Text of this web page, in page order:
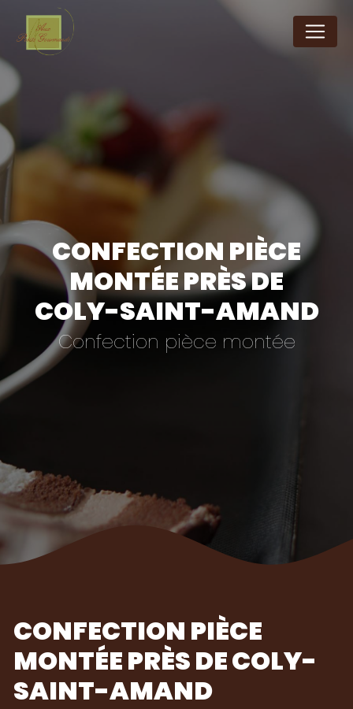
CONFECTION PIÈCE
MONTÉE PRÈS DE
COLY-SAINT-AMAND
Confection pièce montée
CONFECTION PIÈCE
MONTÉE PRÈS DE COLY-
SAINT-AMAND
Panneau de gestion des cookies